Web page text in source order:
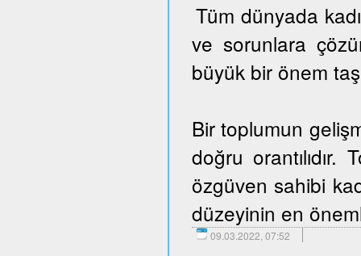
Tüm dünyada
ve sorunlara
büyük bir önem
Bir toplumun
doğru
özgüven sahibi
düzeyinin en
09.03.2022, 07:52